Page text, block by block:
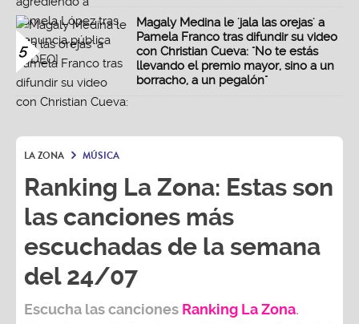
5
Magaly Medina le 'jala las orejas' a
Pamela Franco tras difundir su video
con Christian Cueva: "No te estás
llevando el premio mayor, sino a un
borracho, a un pegalón"
LA ZONA MÚSICA
Ranking La Zona: Estas son
las canciones más
escuchadas de la semana
del 24/07
Escucha las canciones Ranking La Zona.